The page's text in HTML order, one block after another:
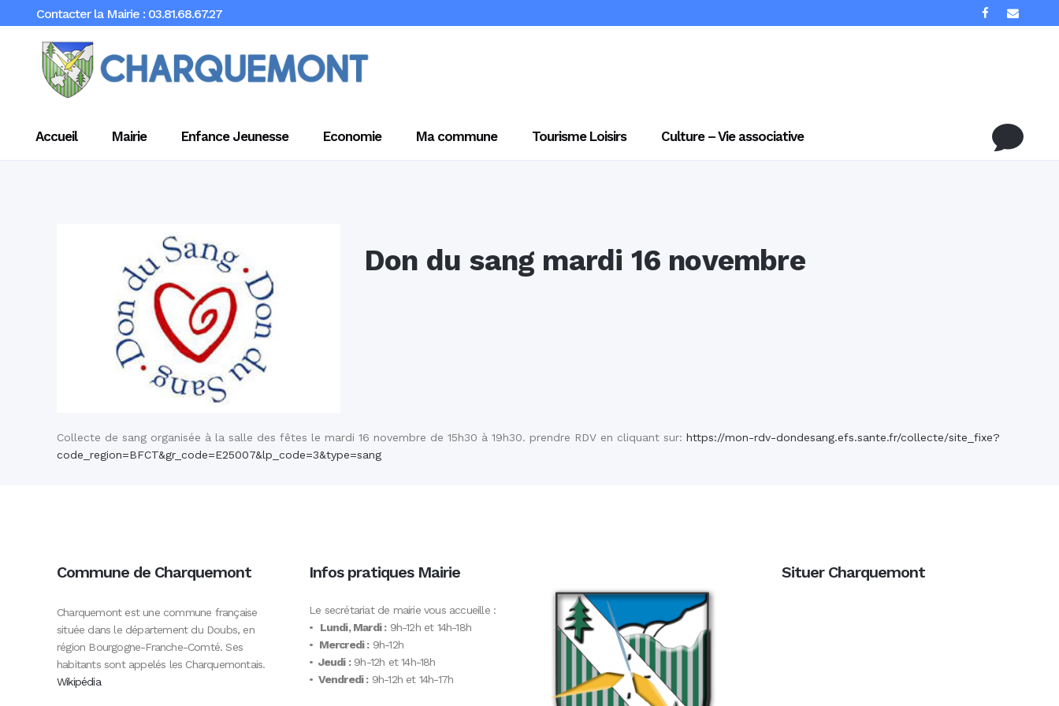
Contacter la Mairie : 03.81.68.67.27
Accueil Mairie Enfance Jeunesse Economie Ma commune Tourisme Loisirs Culture – Vie associative
Don du sang mardi 16 novembre
Collecte de sang organisée à la salle des fêtes le mardi 16 novembre de 15h30 à 19h30. prendre RDV en cliquant sur: https://mon-rdv-dondesang.efs.sante.fr/collecte/site_fixe?
code_region=BFCT&gr_code=E25007&lp_code=3&type=sang
Commune de Charquemont
Charquemont est une commune française
située dans le département du Doubs, en
région Bourgogne-Franche-Comté. Ses
habitants sont appelés les Charquemontais.
Wikipédia
Infos pratiques Mairie
Le secrétariat de mairie vous accueille :
• Lundi, Mardi :9h-12h et 14h-18h
• Mercredi :9h-12h
• Jeudi :9h-12h et 14h-18h
• Vendredi :9h-12h et 14h-17h
Situer Charquemont